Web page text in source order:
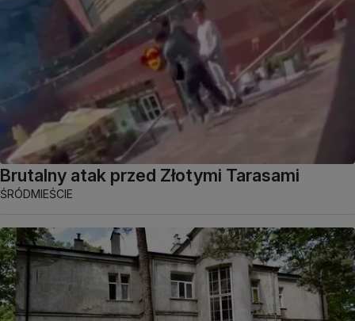
Brutalny atak przed Złotymi Tarasami
ŚRÓDMIEŚCIE